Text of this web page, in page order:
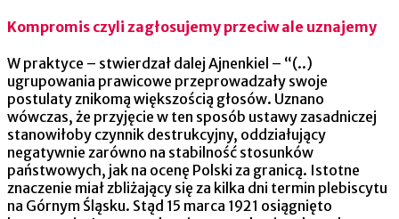
Kompromis czyli zagłosujemy przeciw ale uznajemy
W praktyce – stwierdzał dalej Ajnenkiel – “(..)
ugrupowania prawicowe przeprowadzały swoje
postulaty znikomą większością głosów. Uznano
wówczas, że przyjęcie w ten sposób ustawy zasadniczej
stanowiłoby czynnik destrukcyjny, oddziałujący
negatywnie zarówno na stabilność stosunków
państwowych, jak na ocenę Polski za granicą. Istotne
znaczenie miał zbliżający się za kilka dni termin plebiscytu
na Górnym Śląsku. Stąd 15 marca 1921 osiągnięto